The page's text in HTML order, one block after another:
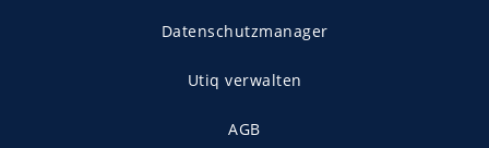
Datenschutzmanager
Utiq verwalten
AGB